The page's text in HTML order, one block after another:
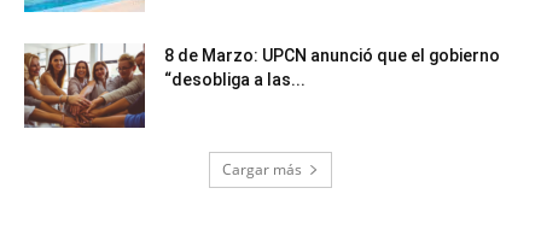
8 de Marzo: UPCN anunció que el gobierno
“desobliga a las...
Cargar más